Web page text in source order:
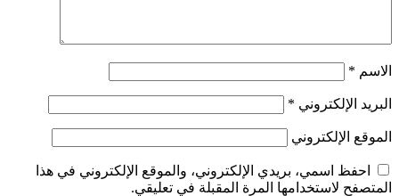
الاسم *
البريد الإلكتروني *
الموقع الإلكتروني
احفظ اسمي، بريدي الإلكتروني، والموقع الإلكتروني في هذا
المتصفح لاستخدامها المرة المقبلة في تعليقي.